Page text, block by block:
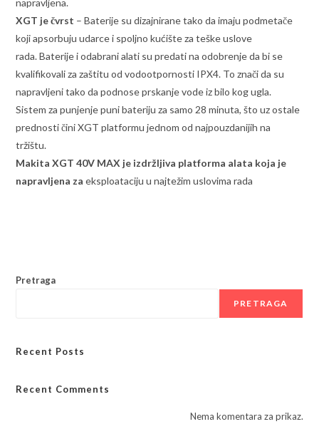
napravljena.
XGT je čvrst – Baterije su dizajnirane tako da imaju podmetače
koji apsorbuju udarce i spoljno kućište za teške uslove
rada. Baterije i odabrani alati su predati na odobrenje da bi se
kvalifikovali za zaštitu od vodootpornosti IPX4. To znači da su
napravljeni tako da podnose prskanje vode iz bilo kog ugla.
Sistem za punjenje puni bateriju za samo 28 minuta, što uz ostale
prednosti čini XGT platformu jednom od najpouzdanijih na
tržištu.
Makita XGT 40V MAX je izdržljiva platforma alata koja je
napravljena zaeksploataciju u najtežim uslovima rada
Pretraga
PRETRAGA
Recent Posts
Recent Comments
Nema komentara za prikaz.